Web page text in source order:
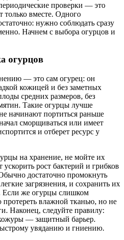
проверки — это
только вместе. Одного
нужно соблюдать сразу
Начнем с выбора огурцов и
огурцов
— это сам огурец: он
кожицей и без заметных
средних размеров, без
Такие огурцы лучше
начинают портиться раньше
сморщиваться или имеет
и отберет ресурс у
на хранение, не мойте их
рост бактерий и грибков
достаточно промокнуть
загрязнения, и сохранить их
Если же огурцы слишком
влажной тканью, но не
Наконец, следуйте правилу:
— защитный барьер.
увяданию и гниению.